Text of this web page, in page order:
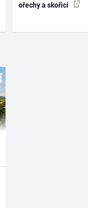
ořechy a skořicí